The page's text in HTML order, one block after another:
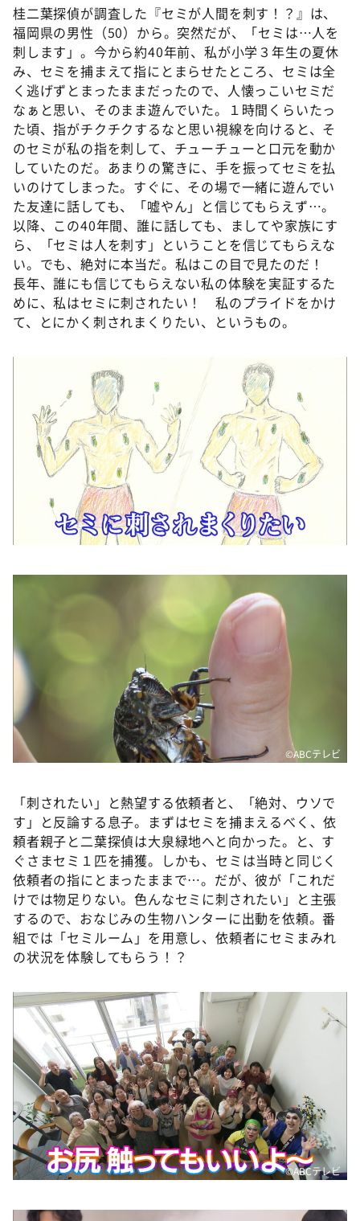
ぺこぱのまるスポ
アナ回覧板
桂二葉探偵が調査した『セミが人間を刺す！？』は、
福岡県の男性（50）から。突然だが、「セミは…人を
刺します」。今から約40年前、私が小学３年生の夏休
み、セミを捕まえて指にとまらせたところ、セミは全
く逃げずとまったままだったので、人懐っこいセミだ
なぁと思い、そのまま遊んでいた。１時間くらいたっ
た頃、指がチクチクするなと思い視線を向けると、そ
のセミが私の指を刺して、チューチューと口元を動か
していたのだ。あまりの驚きに、手を振ってセミを払
いのけてしまった。すぐに、その場で一緒に遊んでい
た友達に話しても、「嘘やん」と信じてもらえず…。
以降、この40年間、誰に話しても、ましてや家族にす
ら、「セミは人を刺す」ということを信じてもらえな
い。でも、絶対に本当だ。私はこの目で見たのだ！
長年、誰にも信じてもらえない私の体験を実証するた
めに、私はセミに刺されたい！ 私のプライドをかけ
て、とにかく刺されまくりたい、というもの。
©️ABCテレビ
©️ABCテレビ
「刺されたい」と熱望する依頼者と、「絶対、ウソで
す」と反論する息子。まずはセミを捕まえるべく、依
頼者親子と二葉探偵は大泉緑地へと向かった。と、す
ぐさまセミ１匹を捕獲。しかも、セミは当時と同じく
依頼者の指にとまったままで…。だが、彼が「これだ
けでは物足りない。色んなセミに刺されたい」と主張
するので、おなじみの生物ハンターに出動を依頼。番
組では「セミルーム」を用意し、依頼者にセミまみれ
の状況を体験してもらう！？
©️ABCテレビ